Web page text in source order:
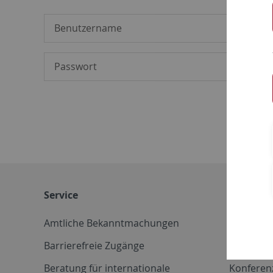
Service
Amtliche Bekanntmachungen
Barrierefreie Zugänge
Beratung für internationale